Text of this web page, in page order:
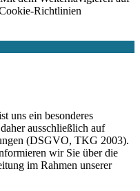
Richtlinien
uns ein besonderes
ausschließlich auf
(DSGVO, TKG 2003).
wir Sie über die
im Rahmen unserer